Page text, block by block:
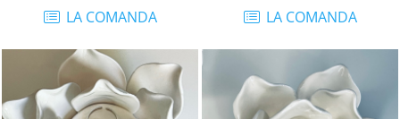
LA COMANDA LA COMANDA